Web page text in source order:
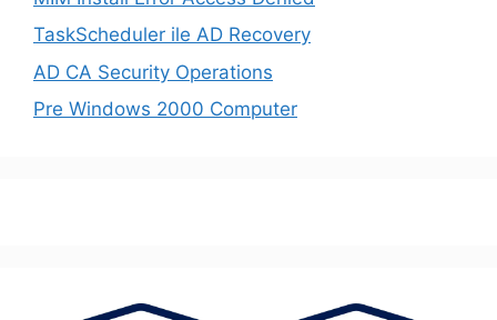
TaskScheduler ile AD Recovery
AD CA Security Operations
Pre Windows 2000 Computer